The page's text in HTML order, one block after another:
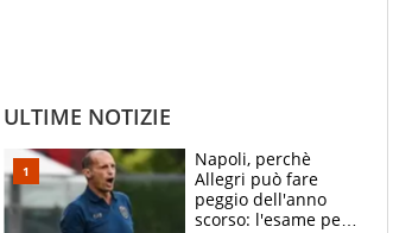
ULTIME NOTIZIE
Napoli, perchè
Allegri può fare
peggio dell'anno
scorso: l'esame per